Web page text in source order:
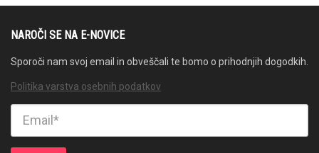
NAROČI SE NA E-NOVICE
Sporoči nam svoj email in obveščali te bomo o prihodnjih dogodkih.
Politika varstva osebnih podatkov